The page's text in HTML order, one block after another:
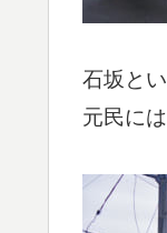
石坂と
元民に